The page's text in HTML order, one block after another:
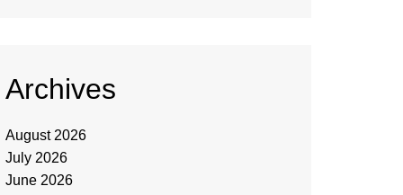
Archives
August 2026
July 2026
June 2026